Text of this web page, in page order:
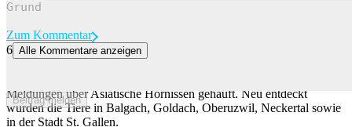
Beitrag melden
Zum Kommentar
6 Alle Kommentare anzeigen
Meldungen über Asiatische Hornissen gehäuft. Neu entdeckt
wurden die Tiere in Balgach, Goldach, Oberuzwil, Neckertal sowie
in der Stadt St. Gallen.